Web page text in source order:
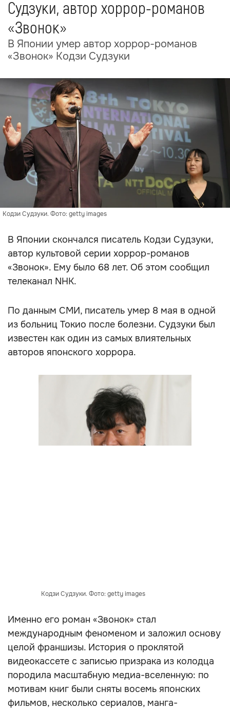
Судзуки, автор хоррор-романов
«Звонок»
В Японии умер автор хоррор-романов
«Звонок» Кодзи Судзуки
Кодзи Судзуки. Фото: getty images
В Японии скончался писатель Кодзи Судзуки,
автор культовой серии хоррор-романов
«Звонок». Ему было 68 лет. Об этом сообщил
телеканал NHK.
По данным СМИ, писатель умер 8 мая в одной
из больниц Токио после болезни. Судзуки был
известен как один из самых влиятельных
авторов японского хоррора.
Кодзи Судзуки. Фото: getty images
Именно его роман «Звонок» стал
международным феноменом и заложил основу
целой франшизы. История о проклятой
видеокассете с записью призрака из колодца
породила масштабную медиа-вселенную: по
мотивам книг были сняты восемь японских
фильмов, несколько сериалов, манга-